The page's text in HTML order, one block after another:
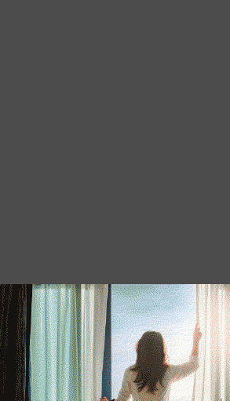
для визуального
систему Apple
корпорации.